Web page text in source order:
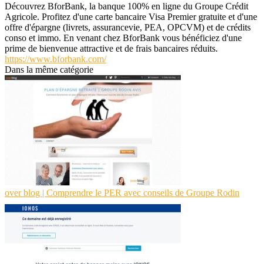
Découvrez BforBank, la banque 100% en ligne du Groupe Crédit
Agricole. Profitez d'une carte bancaire Visa Premier gratuite et d'une
offre d'épargne (livrets, assurancevie, PEA, OPCVM) et de crédits
conso et immo. En venant chez BforBank vous bénéficiez d'une
prime de bienvenue attractive et de frais bancaires réduits.
https://www.bforbank.com/
Dans la même catégorie
over blog | Comprendre le PER avec conseils de Groupe Rodin